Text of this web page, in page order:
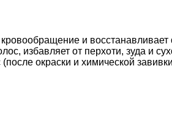
и
избавляет от перхоти, зуда и
окраски и химической